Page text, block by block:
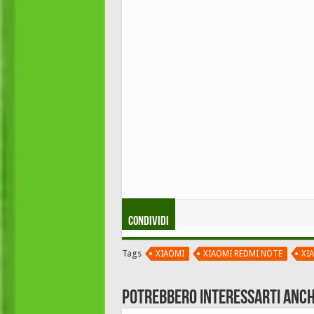
Condividi
Tags XIAOMI XIAOMI REDMI NOTE
Potrebbero interessarti